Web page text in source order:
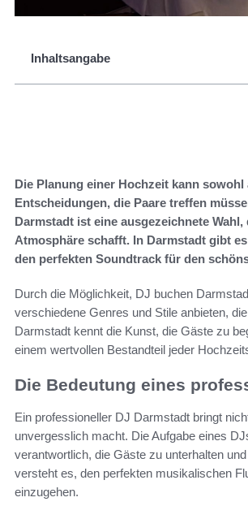
Inhaltsangabe
Die Planung einer Hochzeit kann
Entscheidungen, die Paare treffen
Darmstadt ist eine ausgezeichnete
Atmosphäre schafft. In Darmstadt gibt
den perfekten Soundtrack für den
Durch die Möglichkeit, DJ buchen
verschiedene Genres und Stile anbieten,
Darmstadt kennt die Kunst, die Gäste zu
einem wertvollen Bestandteil jeder
Die Bedeutung eines
Ein professioneller DJ Darmstadt bringt
unvergesslich macht. Die Aufgabe eines
verantwortlich, die Gäste zu unterhalten
versteht es, den perfekten musikalischen
einzugehen.